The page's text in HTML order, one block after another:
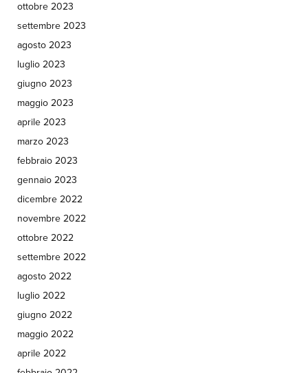
ottobre 2023
settembre 2023
agosto 2023
luglio 2023
giugno 2023
maggio 2023
aprile 2023
marzo 2023
febbraio 2023
gennaio 2023
dicembre 2022
novembre 2022
ottobre 2022
settembre 2022
agosto 2022
luglio 2022
giugno 2022
maggio 2022
aprile 2022